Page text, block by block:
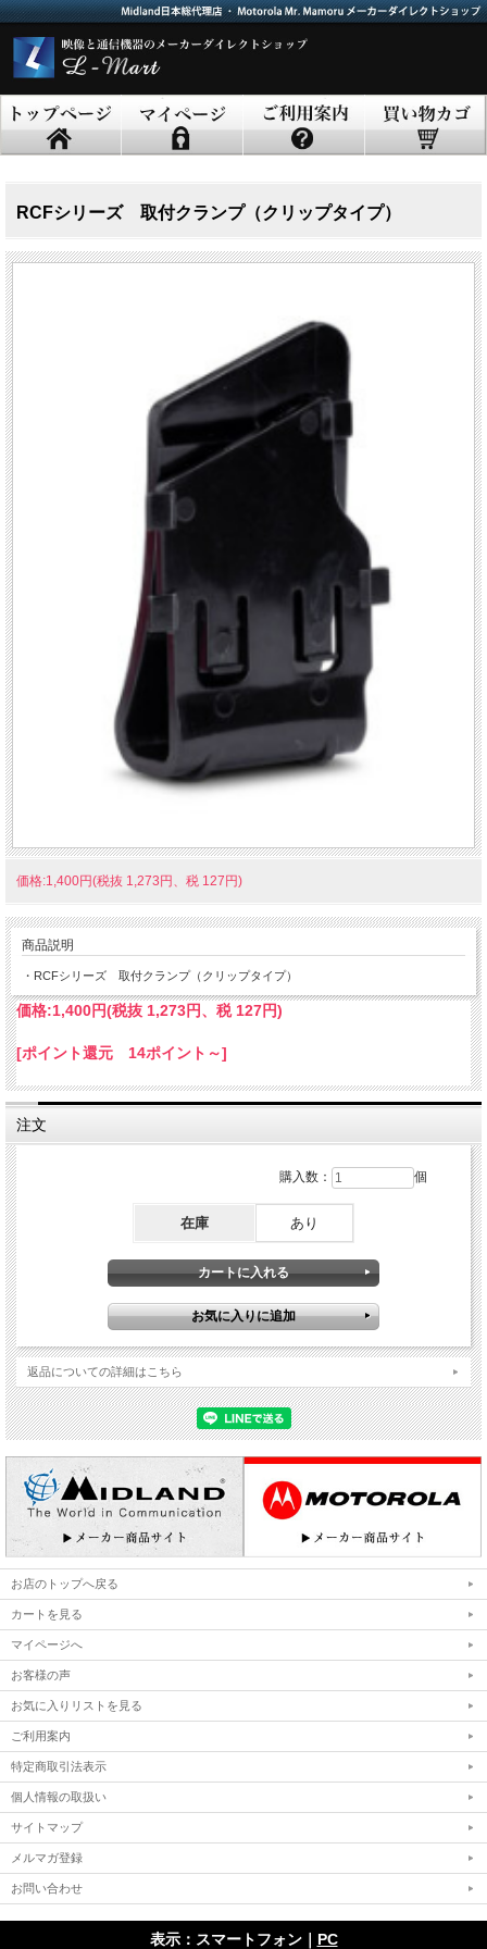
RCFシリーズ 取付クランプ（クリップタイプ）
価格:1,400円(税抜 1,273円、税 127円)
商品説明
・RCFシリーズ 取付クランプ（クリップタイプ）
価格:1,400円(税抜 1,273円、税 127円)
[ポイント還元 14ポイント～]
注文
購入数： 個
在庫 あり
返品についての詳細はこちら
お店のトップへ戻る
カートを見る
マイページへ
お客様の声
お気に入りリストを見る
ご利用案内
特定商取引法表示
個人情報の取扱い
サイトマップ
メルマガ登録
お問い合わせ
表示：スマートフォン｜ PC